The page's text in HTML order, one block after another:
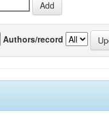
Authors/record